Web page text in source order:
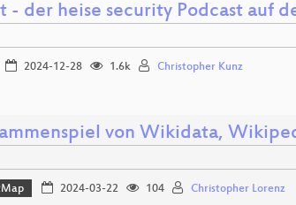
- der heise security Podcast auf
2024-12-28 1.6k Christopher Kunz
von Wikidata,
2024-03-22 104 Christopher Lorenz